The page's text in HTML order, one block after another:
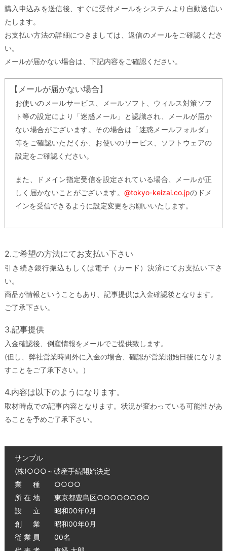
購入申込みを送信後、すぐに受付メールをシステムより自動送信い
たします。
お支払い方法の詳細につきましては、返信のメールをご確認くださ
い。
メールが届かない場合は、下記内容をご確認ください。
【メールが届かない場合】
お使いのメールサービス、メールソフト、ウィルス対策ソフ
ト等の設定により「迷惑メール」と認識され、メールが届か
ない場合がございます。その場合は「迷惑メールフォルダ」
等をご確認いただくか、お使いのサービス、ソフトウェアの
設定をご確認ください。
また、ドメイン指定受信を設定されている場合、メールが正
しく届かないことがございます。@tokyo-keizai.co.jpのドメ
インを受信できるように設定変更をお願いいたします。
2.ご希望の方法にてお支払い下さい
引き続き銀行振込もしくは電子（カード）決済にてお支払い下さ
い。
商品が情報ということもあり、記事提供は入金確認後となります。
ご了承下さい。
3.記事提供
入金確認後、倒産情報をメールでご提供致します。
(但し、弊社営業時間外に入金の場合、確認が営業開始日後になりま
すことをご了承下さい。）
4.内容は以下のようになります。
取材時点での記事内容となります。状況が変わっている可能性があ
ることを予めご了承下さい。
サンプル
(株)○○○～破産手続開始決定
業 種 ○○○○
所 在 地 東京都豊島区○○○○○○○○
設 立 昭和00年0月
創 業 昭和00年0月
従 業 員 00名